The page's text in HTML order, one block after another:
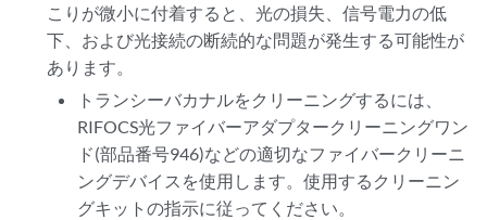
こりが微小に付着すると、光の損失、信号電力の低
下、および光接続の断続的な問題が発生する可能性が
あります。
トランシーバカナルをクリーニングするには、
RIFOCS光ファイバーアダプタークリーニングワン
ド(部品番号946)などの適切なファイバークリーニ
ングデバイスを使用します。使用するクリーニン
グキットの指示に従ってください。